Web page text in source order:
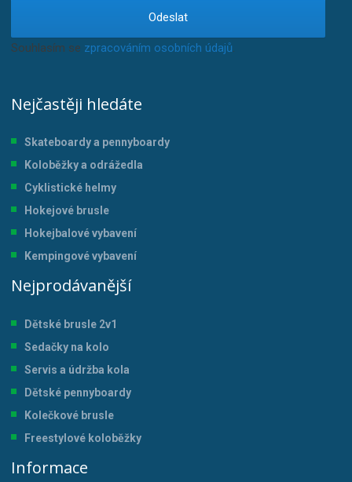
Odeslat
Souhlasím se zpracováním osobních údajů.
Nejčastěji hledáte
Skateboardy a pennyboardy
Koloběžky a odrážedla
Cyklistické helmy
Hokejové brusle
Hokejbalové vybavení
Kempingové vybavení
Nejprodávanější
Dětské brusle 2v1
Sedačky na kolo
Servis a údržba kola
Dětské pennyboardy
Kolečkové brusle
Freestylové koloběžky
Informace